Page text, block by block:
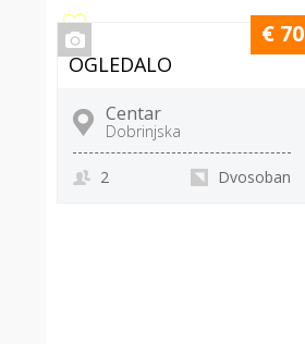
OGLEDALO
Centar
Dobrinjska
Dvosoban
2
€ 70